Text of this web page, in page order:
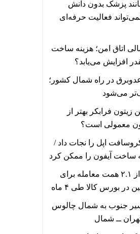
پزشک بدون دانش
فعالیت حرفه‌ای
اتاق امن؛ هزینه ساخت
افزایش می‌یابد؟
در راه شمال کشور؛
می‌شود
زیتون فرابکر بهتر از
معمولی است؟
اپل را نجات داد /
ساخت آیفون را ممکن کرد
ثبت بیش از ۲.۱ همت معامله برای
در بورس کالا طی ۴ ماه
جنوب به شمال چالوس
ــ شمال